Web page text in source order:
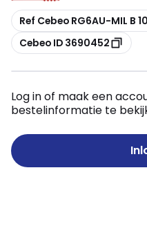
Kopiëren
Ref Cebeo RG6AU-MIL B
Kopiëren
Cebeo ID 3690452
Log in of maak een
bestelinformatie te